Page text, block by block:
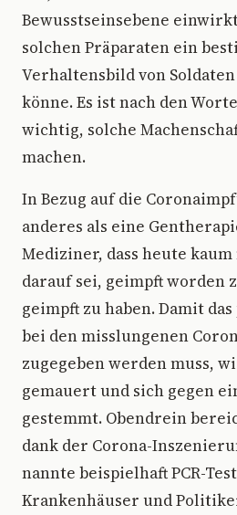
Bewusstseinsebene
solchen Präparaten ein
Verhaltensbild von
könne. Es ist nach den
wichtig, solche
machen.
In Bezug auf die
anderes als eine
Mediziner, dass heute
darauf sei, geimpft worden
geimpft zu haben. Damit
bei den misslungenen
zugegeben werden muss,
gemauert und sich gegen
gestemmt. Obendrein
dank der Corona-
nannte beispielhaft PCR-
Krankenhäuser und